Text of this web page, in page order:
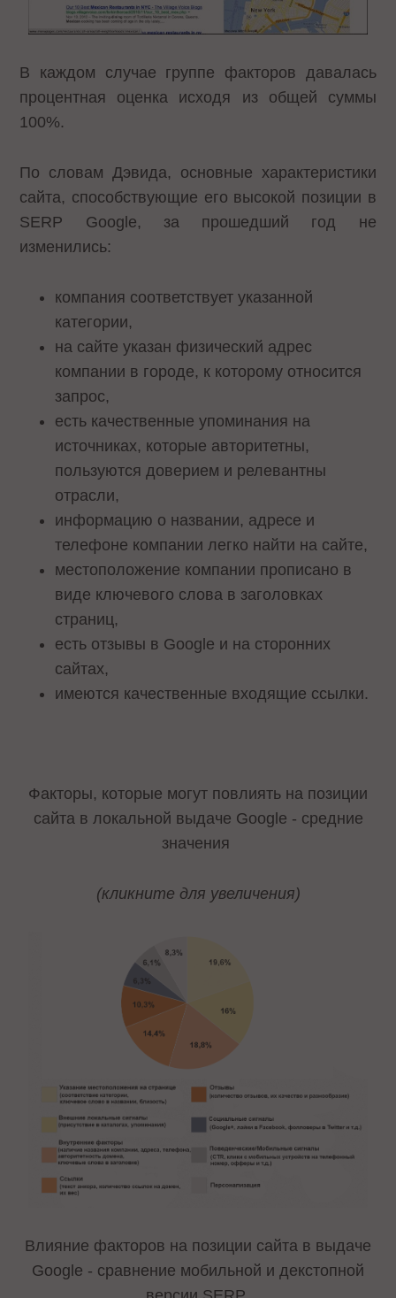
В каждом случае группе факторов давалась
процентная оценка исходя из общей суммы
100%.
По словам Дэвида, основные характеристики
сайта, способствующие его высокой позиции в
SERP Google, за прошедший год не
изменились:
компания соответствует указанной
категории,
на сайте указан физический адрес
компании в городе, к которому относится
запрос,
есть качественные упоминания на
источниках, которые авторитетны,
пользуются доверием и релевантны
отрасли,
информацию о названии, адресе и
телефоне компании легко найти на сайте,
местоположение компании прописано в
виде ключевого слова в заголовках
страниц,
есть отзывы в Google и на сторонних
сайтах,
имеются качественные входящие ссылки.
Факторы, которые могут повлиять на позиции
сайта в локальной выдаче Google - средние
значения
(кликните для увеличения)
Влияние факторов на позиции сайта в выдаче
Google - сравнение мобильной и декстопной